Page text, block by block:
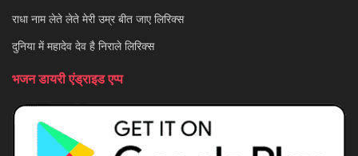
राधा नाम लेते लेते मेरी उम्र बीत जाए लिरिक्स
दुनिया में महादेव देव है निराले लिरिक्स
भजन डायरी एंड्राइड एप्प